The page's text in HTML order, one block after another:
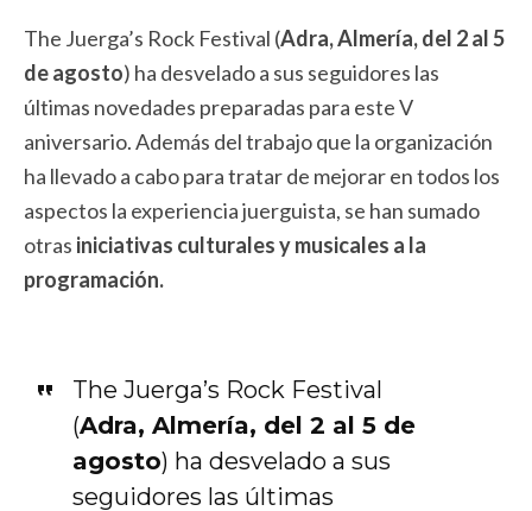
The Juerga’s Rock Festival (Adra, Almería, del 2 al 5
de agosto) ha desvelado a sus seguidores las
últimas novedades preparadas para este V
aniversario. Además del trabajo que la organización
ha llevado a cabo para tratar de mejorar en todos los
aspectos la experiencia juerguista, se han sumado
otras iniciativas culturales y musicales a la
programación.
The Juerga’s Rock Festival
(Adra, Almería, del 2 al 5 de
agosto) ha desvelado a sus
seguidores las últimas